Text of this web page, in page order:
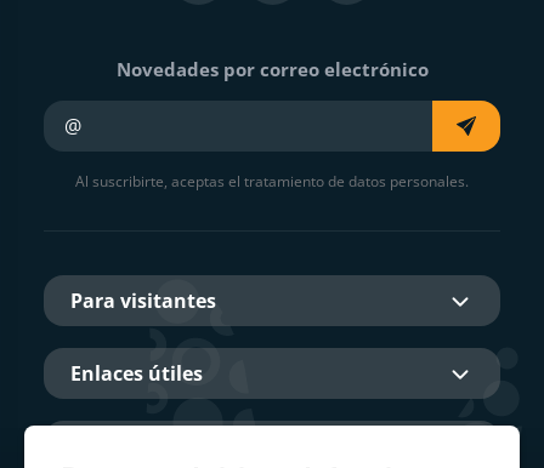
Novedades por correo electrónico
Al suscribirte, aceptas el tratamiento de datos personales.
Para visitantes
Enlaces útiles